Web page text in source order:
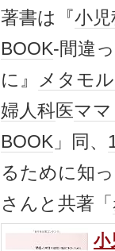
著書は『小児
BOOK‐間違
に』
メタモ
婦人科医ママ
BOOK 」同、
るために知
さんと共著「
小